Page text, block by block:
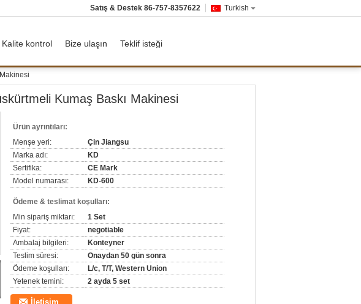
Turkish
Satış & Destek 86-757-8357622
Kalite kontrol Bize ulaşın Teklif isteği
Kumaş Baskı Makinesi
Ürün ayrıntıları:
Menşe yeri:
Çin Jiangsu
Marka adı:
KD
Sertifika:
CE Mark
Model numarası:
KD-600
Ödeme & teslimat koşulları:
Min sipariş miktarı:
1 Set
Fiyat:
negotiable
Ambalaj bilgileri:
Konteyner
Teslim süresi:
Onaydan 50 gün sonra
Ödeme koşulları:
L/c, T/T, Western Union
Yetenek temini:
2 ayda 5 set
İletişim